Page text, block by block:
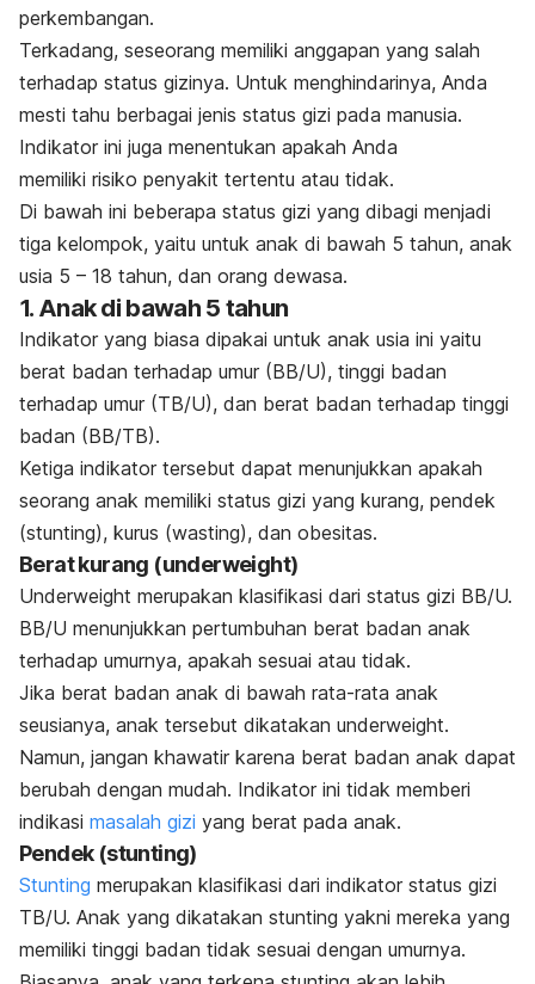
perkembangan.
Terkadang, seseorang memiliki anggapan yang salah
terhadap status gizinya. Untuk menghindarinya, Anda
mesti tahu berbagai jenis status gizi pada manusia.
Indikator ini juga menentukan apakah Anda
memiliki risiko penyakit tertentu atau tidak.
Di bawah ini beberapa status gizi yang dibagi menjadi
tiga kelompok, yaitu untuk anak di bawah 5 tahun, anak
usia 5 – 18 tahun, dan orang dewasa.
1. Anak di bawah 5 tahun
Indikator yang biasa dipakai untuk anak usia ini yaitu
berat badan terhadap umur (BB/U), tinggi badan
terhadap umur (TB/U), dan berat badan terhadap tinggi
badan (BB/TB).
Ketiga indikator tersebut dapat menunjukkan apakah
seorang anak memiliki status gizi yang kurang, pendek
(stunting), kurus (wasting), dan obesitas.
Berat kurang (underweight)
Underweight merupakan klasifikasi dari status gizi BB/U.
BB/U menunjukkan pertumbuhan berat badan anak
terhadap umurnya, apakah sesuai atau tidak.
Jika berat badan anak di bawah rata-rata anak
seusianya, anak tersebut dikatakan underweight.
Namun, jangan khawatir karena berat badan anak dapat
berubah dengan mudah. Indikator ini tidak memberi
indikasi masalah gizi yang berat pada anak.
Pendek (stunting)
Stunting merupakan klasifikasi dari indikator status gizi
TB/U. Anak yang dikatakan stunting yakni mereka yang
memiliki tinggi badan tidak sesuai dengan umurnya.